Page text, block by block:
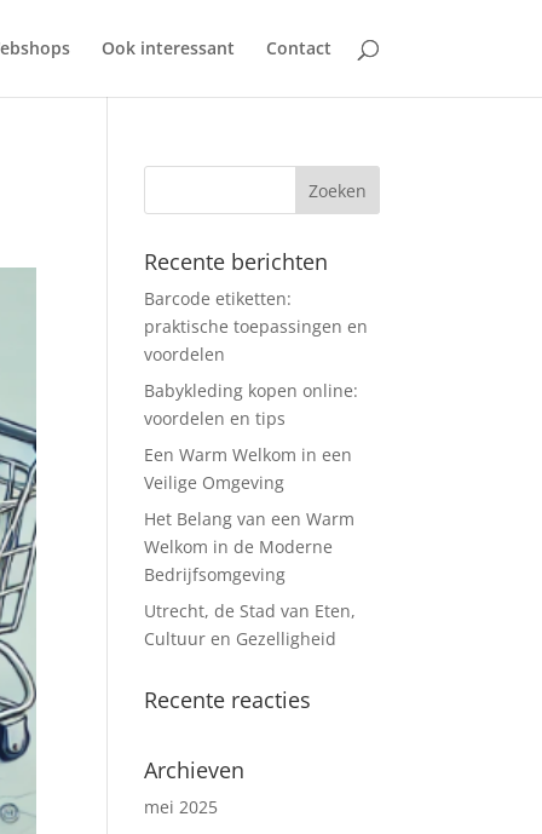
Ook interessant Contact
Recente berichten
Barcode etiketten:
praktische toepassingen en
voordelen
Babykleding kopen online:
voordelen en tips
Een Warm Welkom in een
Veilige Omgeving
Het Belang van een Warm
Welkom in de Moderne
Bedrijfsomgeving
Utrecht, de Stad van Eten,
Cultuur en Gezelligheid
Recente reacties
Archieven
mei 2025